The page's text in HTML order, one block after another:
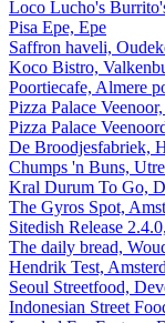
Loco Lucho's
Pisa Epe, Epe
Saffron haveli,
Koco Bistro,
Poortiecafe, Almere
Pizza Palace
Pizza Palace
De Broodjesfabriek,
Chumps 'n Buns,
Kral Durum To Go,
The Gyros Spot,
Sitedish Release
The daily bread,
Hendrik Test,
Seoul Streetfood,
Indonesian Street